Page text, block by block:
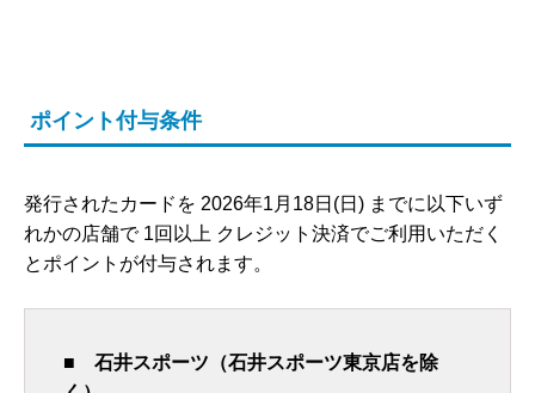
ポイント付与条件
発行されたカードを 2026年1月18日(日) までに以下いず
れかの店舗で 1回以上 クレジット決済でご利用いただく
とポイントが付与されます。
■ 石井スポーツ（石井スポーツ東京店を除